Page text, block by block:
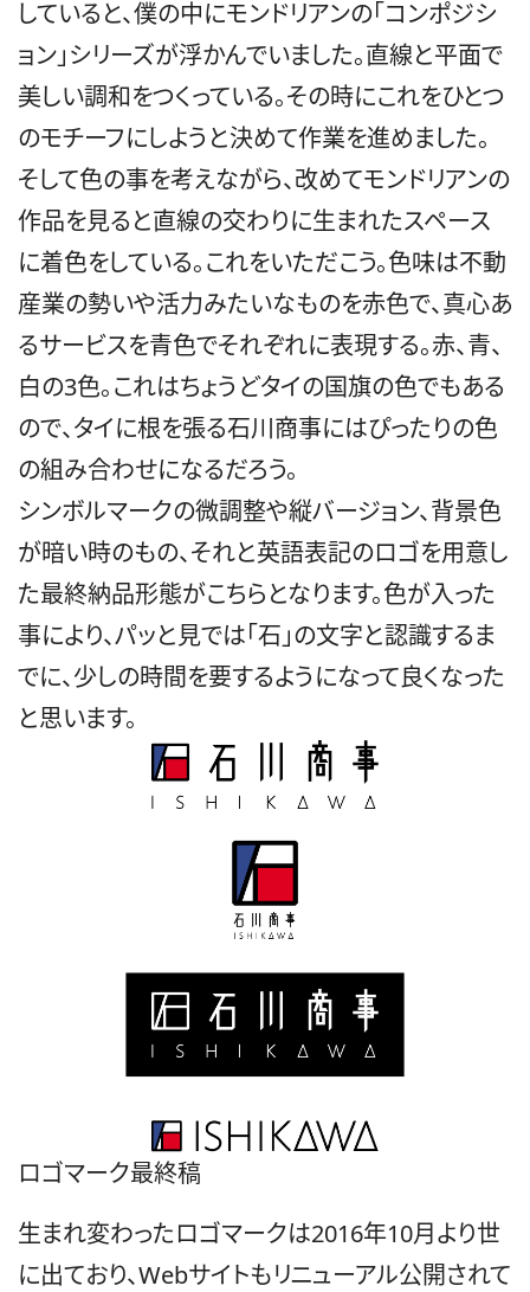
していると、僕の中にモンドリアンの「コンポジシ
ョン」シリーズが浮かんでいました。直線と平面で
美しい調和をつくっている。その時にこれをひとつ
のモチーフにしようと決めて作業を進めました。
そして色の事を考えながら、改めてモンドリアンの
作品を見ると直線の交わりに生まれたスペース
に着色をしている。これをいただこう。色味は不動
産業の勢いや活力みたいなものを赤色で、真心あ
るサービスを青色でそれぞれに表現する。赤、青、
白の3色。これはちょうどタイの国旗の色でもある
ので、タイに根を張る石川商事にはぴったりの色
の組み合わせになるだろう。
シンボルマークの微調整や縦バージョン、背景色
が暗い時のもの、それと英語表記のロゴを用意し
た最終納品形態がこちらとなります。色が入った
事により、パッと見では「石」の文字と認識するま
でに、少しの時間を要するようになって良くなった
と思います。
ロゴマーク最終稿
生まれ変わったロゴマークは2016年10月より世
に出ており、Webサイトもリニューアル公開されて